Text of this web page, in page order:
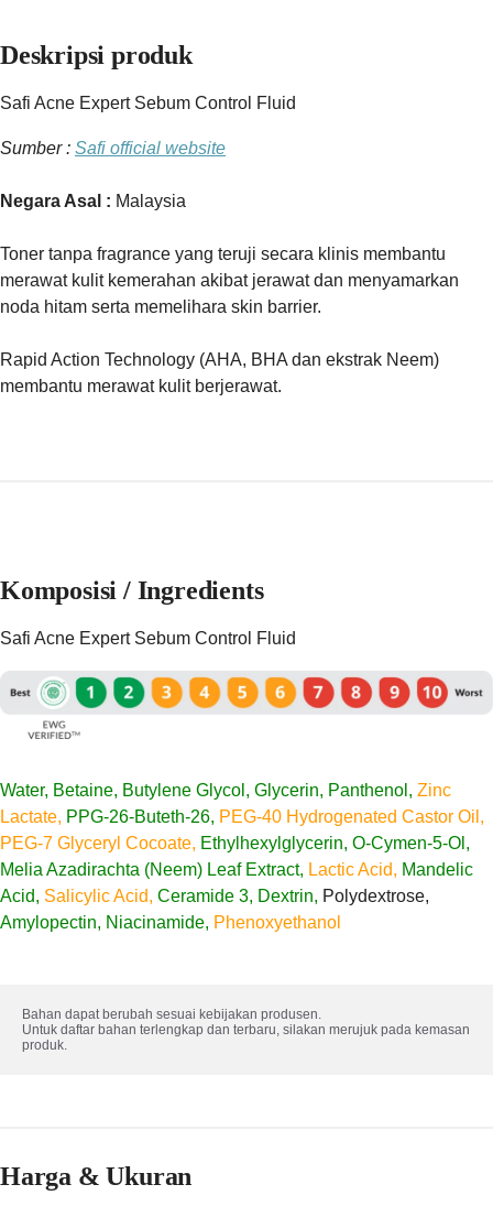
Deskripsi produk
Safi Acne Expert Sebum Control Fluid
Sumber : Safi official website
Negara Asal : Malaysia
Toner tanpa fragrance yang teruji secara klinis membantu
merawat kulit kemerahan akibat jerawat dan menyamarkan
noda hitam serta memelihara skin barrier.
Rapid Action Technology (AHA, BHA dan ekstrak Neem)
membantu merawat kulit berjerawat.
Komposisi / Ingredients
Safi Acne Expert Sebum Control Fluid
Water, Betaine, Butylene Glycol, Glycerin, Panthenol, Zinc
Lactate, PPG-26-Buteth-26, PEG-40 Hydrogenated Castor Oil,
PEG-7 Glyceryl Cocoate, Ethylhexylglycerin, O-Cymen-5-Ol,
Melia Azadirachta (Neem) Leaf Extract, Lactic Acid, Mandelic
Acid, Salicylic Acid, Ceramide 3, Dextrin, Polydextrose,
Amylopectin, Niacinamide, Phenoxyethanol
Bahan dapat berubah sesuai kebijakan produsen.
Untuk daftar bahan terlengkap dan terbaru, silakan merujuk pada kemasan
produk.
Harga & Ukuran